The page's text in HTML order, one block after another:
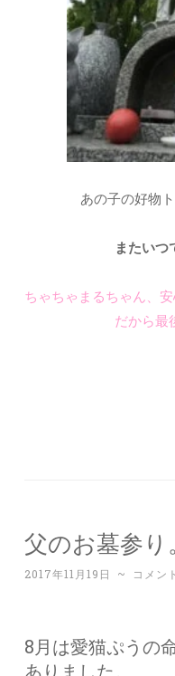
あの子の好物
またいつ
ちゃちゃまるちゃん、
だから最
父のお墓参り。
2017年11月19日 ~ コメン
8月は愛猫ぷうの
ありました。